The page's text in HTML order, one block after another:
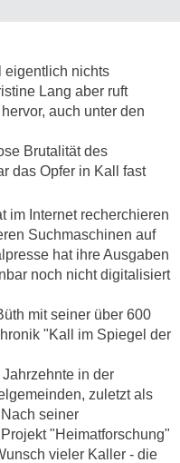
eigentlich nichts
Lang aber ruft
auch unter den
Brutalität des
das Opfer in Kall fast
im Internet recherchieren
Suchmaschinen auf
hat ihre Ausgaben
noch nicht digitalisiert
mit seiner über 600
"Kall im Spiegel der
in der
zuletzt als
seiner
"Heimatforschung"
vieler Kaller - die